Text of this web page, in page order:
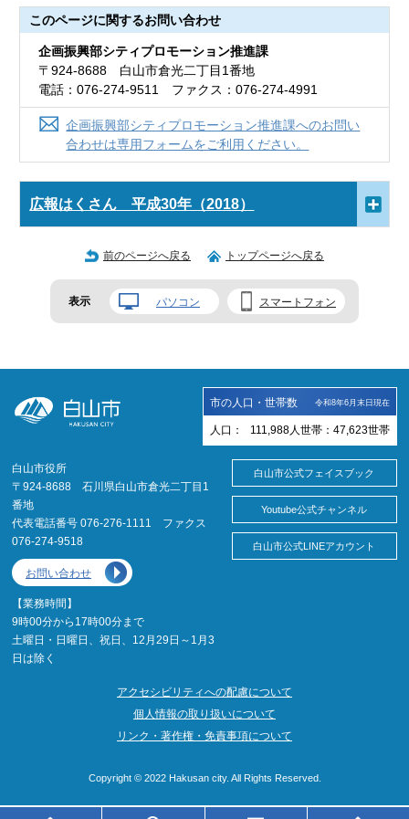
このページに関するお問い合わせ
企画振興部シティプロモーション推進課
〒924-8688 白山市倉光二丁目1番地
電話：076-274-9511 ファクス：076-274-4991
企画振興部シティプロモーション推進課へのお問い
合わせは専用フォームをご利用ください。
広報はくさん 平成30年（2018）
前のページへ戻る トップページへ戻る
表示 パソコン スマートフォン
市の人口・世帯数 令和8年6月末日現在
人口： 111,988 人 世帯： 47,623世帯
白山市役所
〒924-8688 石川県白山市倉光二丁目1
番地
代表電話番号 076-276-1111 ファクス
076-274-9518
お問い合わせ
【業務時間】
9時00分から17時00分まで
土曜日・日曜日、祝日、12月29日～1月3
日は除く
白山市公式フェイスブック
Youtube公式チャンネル
白山市公式LINEアカウント
アクセシビリティへの配慮について
個人情報の取り扱いについて
リンク・著作権・免責事項について
Copyright © 2022 Hakusan city. All Rights Reserved.